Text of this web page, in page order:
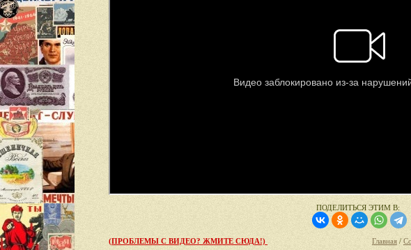
ПОДЕЛИТЬСЯ ЭТИМ В:
(ПРОБЛЕМЫ С ВИДЕО? ЖМИТЕ СЮДА!) Главная /